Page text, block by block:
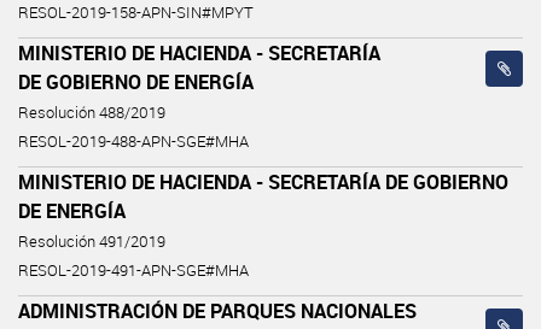
RESOL-2019-158-APN-SIN#MPYT
MINISTERIO DE HACIENDA - SECRETARÍA
DE GOBIERNO DE ENERGÍA
Resolución 488/2019
RESOL-2019-488-APN-SGE#MHA
MINISTERIO DE HACIENDA - SECRETARÍA DE GOBIERNO
DE ENERGÍA
Resolución 491/2019
RESOL-2019-491-APN-SGE#MHA
ADMINISTRACIÓN DE PARQUES NACIONALES